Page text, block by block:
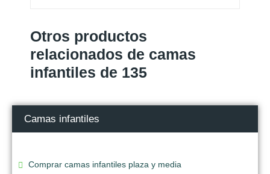
Otros productos
relacionados de camas
infantiles de 135
Camas infantiles
Comprar camas infantiles plaza y media